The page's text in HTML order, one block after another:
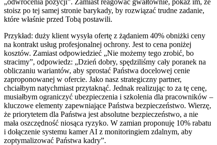
stoisz po tej samej stronie barykady, by rozwiązać trudne zadanie,
które właśnie przed Tobą postawili.
Przykład: duży klient wysyła ofertę z żądaniem 40% obniżki ceny
na kontrakt usług profesjonalnej ochrony. Jest to cena poniżej
kosztów. Zamiast odpowiedzieć „Nie możemy tego zrobić, bo
stracimy”, odpowiedz: „Dzień dobry, spędziliśmy cały poranek na
obliczaniu wariantów, aby sprostać Państwa docelowej cenie
zaproponowanej w ofercie. Jako nasz strategiczny partner,
chciałbym natychmiast przytaknąć. Jednak realizując to za tę cenę,
musiałbym ograniczyć ubezpieczenia i szkolenia dla pracowników –
kluczowe elementy zapewniające Państwa bezpieczeństwo. Wierzę,
że priorytetem dla Państwa jest absolutne bezpieczeństwo, a nie
mała oszczędność niosąca ryzyko. W zamian proponuję 10% rabatu
i dołączenie systemu kamer AI z monitoringiem zdalnym, aby
zoptymalizować Państwa kadry”.